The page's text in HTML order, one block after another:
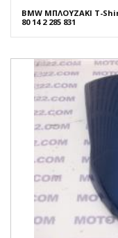
BMW ΜΠΛΟΥΖΑΚΙ T-
80 14 2 285 831